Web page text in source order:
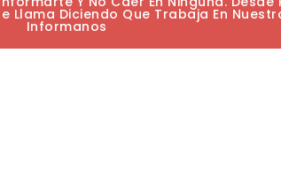
Llama Diciendo Que Trabaja En
Informanos